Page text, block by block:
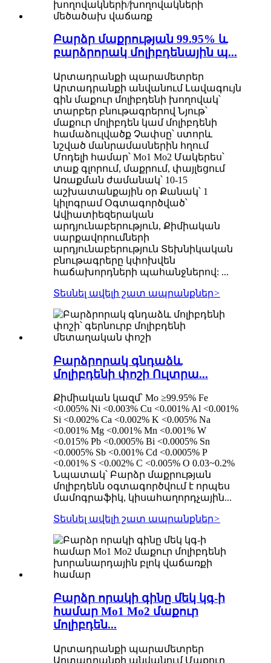
Բարձր մաքրության 99.95% և
բարձրորակ մոլիբդենային պ...
Արտադրանքի պարամետրեր
Արտադրանքի անվանում Լավագույն
գին մաքուր մոլիբդենի խողովակ՝
տարբեր բնութագրերով Նյութ՝
մաքուր մոլիբդեն կամ մոլիբդենի
համաձուլվածք Չափսը՝ ստորև
նշված մանրամասներին հղում
Մոդելի համար՝ Mo1 Mo2 Մակերես՝
տաք գլորում, մաքրում, փայլեցում
Առաքման ժամանակ՝ 10-15
աշխատանքային օր Քանակ՝ 1
կիլոգրամ Օգտագործված՝
Ավիատիեզերական
արդյունաբերություն, Քիմիական
սարքավորումների
արդյունաբերություն Տեխնիկական
բնութագրերը կփոխվեն
հաճախորդների պահանջներով: ...
Տեսնել ավելի շատ ապրանքներ>
Բարձրորակ գնդաձև
մոլիբդենի փոշի Ուլտրա...
Քիմիական կազմ՝ Mo ≥99.95% Fe
<0.005% Ni <0.003% Cu <0.001% Al <0.001%
Si <0.002% Ca <0.002% K <0.005% Na
<0.001% Mg <0.001% Mn <0.001% W
<0.015% Pb <0.0005% Bi <0.0005% Sn
<0.0005% Sb <0.001% Cd <0.0005% P
<0.001% S <0.002% C <0.005% O 0.03~0.2%
Նպատակ՝ Բարձր մաքրության
մոլիբդենն օգտագործվում է որպես
մամոգրաֆիկ, կիսահաղորդչային...
Տեսնել ավելի շատ ապրանքներ>
Բարձր որակի գինը մեկ կգ-ի
համար Mo1 Mo2 մաքուր
մոլիբդեն...
Արտադրանքի պարամետրեր
Արտադրանքի անվանում Մաքուր